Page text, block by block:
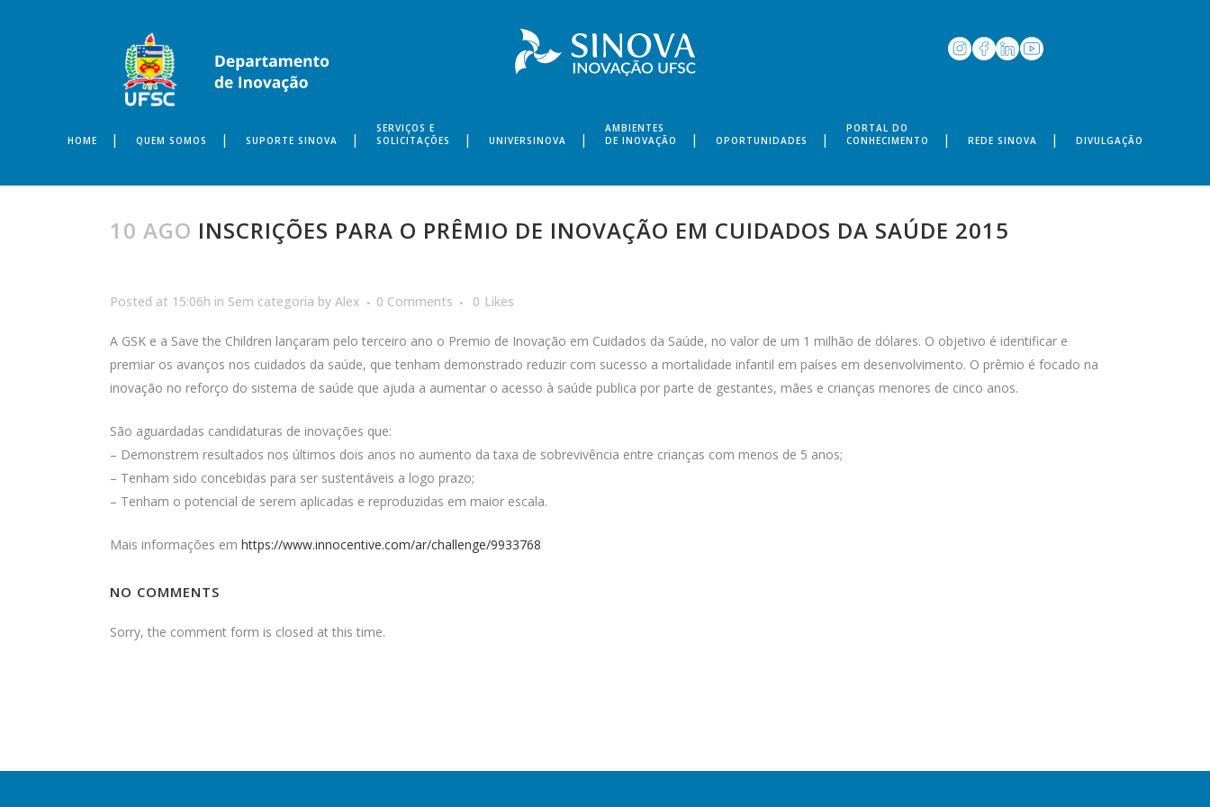
HOME QUEM SOMOS SUPORTE SINOVA
SERVIÇOS E
SOLICITAÇÕES
UNIVERSINOVA
AMBIENTES
DE INOVAÇÃO
OPORTUNIDADES
PORTAL DO
CONHECIMENTO
REDE SINOVA DIVULGAÇÃO
10 AGO INSCRIÇÕES PARA O PRÊMIO DE INOVAÇÃO EM CUIDADOS DA SAÚDE 2015
Posted at 15:06h in Sem categoria by Alex 0 Comments 0 Likes
A GSK e a Save the Children lançaram pelo terceiro ano o Premio de Inovação em Cuidados da Saúde, no valor de um 1 milhão de dólares. O objetivo é identificar e
premiar os avanços nos cuidados da saúde, que tenham demonstrado reduzir com sucesso a mortalidade infantil em países em desenvolvimento. O prêmio é focado na
inovação no reforço do sistema de saúde que ajuda a aumentar o acesso à saúde publica por parte de gestantes, mães e crianças menores de cinco anos.
São aguardadas candidaturas de inovações que:
– Demonstrem resultados nos últimos dois anos no aumento da taxa de sobrevivência entre crianças com menos de 5 anos;
– Tenham sido concebidas para ser sustentáveis a logo prazo;
– Tenham o potencial de serem aplicadas e reproduzidas em maior escala.
Mais informações em https://www.innocentive.com/ar/challenge/9933768
NO COMMENTS
Sorry, the comment form is closed at this time.